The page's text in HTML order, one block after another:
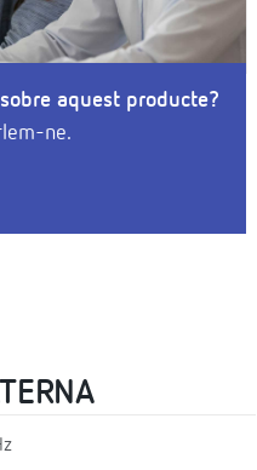
aquest producte?
ne.